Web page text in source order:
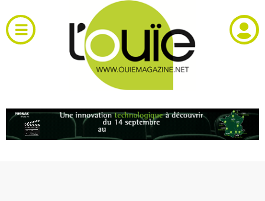
au
contenu
Toggle
Navigation
RH et emploi